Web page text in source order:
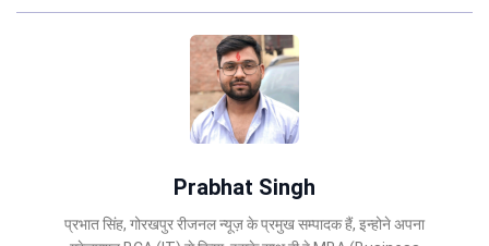
Prabhat Singh
प्रभात सिंह, गोरखपुर रीजनल न्यूज़ के प्रमुख सम्पादक हैं, इन्होने अपना